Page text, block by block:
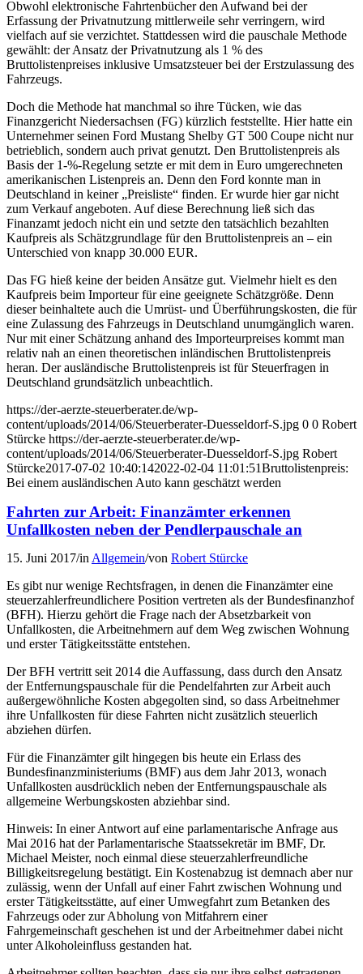
Obwohl elektronische Fahrtenbücher den Aufwand bei der
Erfassung der Privatnutzung mittlerweile sehr verringern, wird
vielfach auf sie verzichtet. Stattdessen wird die pauschale Methode
gewählt: der Ansatz der Privatnutzung als 1 % des
Bruttolistenpreises inklusive Umsatzsteuer bei der Erstzulassung des
Fahrzeugs.
Doch die Methode hat manchmal so ihre Tücken, wie das
Finanzgericht Niedersachsen (FG) kürzlich feststellte. Hier hatte ein
Unternehmer seinen Ford Mustang Shelby GT 500 Coupe nicht nur
betrieblich, sondern auch privat genutzt. Den Bruttolistenpreis als
Basis der 1-%-Regelung setzte er mit dem in Euro umgerechneten
amerikanischen Listenpreis an. Denn den Ford konnte man in
Deutschland in keiner „Preisliste“ finden. Er wurde hier gar nicht
zum Verkauf angeboten. Auf diese Berechnung ließ sich das
Finanzamt jedoch nicht ein und setzte den tatsächlich bezahlten
Kaufpreis als Schätzgrundlage für den Bruttolistenpreis an – ein
Unterschied von knapp 30.000 EUR.
Das FG hieß keine der beiden Ansätze gut. Vielmehr hielt es den
Kaufpreis beim Importeur für eine geeignete Schätzgröße. Denn
dieser beinhaltete auch die Umrüst- und Überführungskosten, die für
eine Zulassung des Fahrzeugs in Deutschland unumgänglich waren.
Nur mit einer Schätzung anhand des Importeurpreises kommt man
relativ nah an einen theoretischen inländischen Bruttolistenpreis
heran. Der ausländische Bruttolistenpreis ist für Steuerfragen in
Deutschland grundsätzlich unbeachtlich.
https://der-aerzte-steuerberater.de/wp-
content/uploads/2014/06/Steuerberater-Duesseldorf-S.jpg 0 0 Robert
Stürcke https://der-aerzte-steuerberater.de/wp-
content/uploads/2014/06/Steuerberater-Duesseldorf-S.jpg Robert
Stürcke2017-07-02 10:40:142022-02-04 11:01:51Bruttolistenpreis:
Bei einem ausländischen Auto kann geschätzt werden
Fahrten zur Arbeit: Finanzämter erkennen
Unfallkosten neben der Pendlerpauschale an
15. Juni 2017/in Allgemein/von Robert Stürcke
Es gibt nur wenige Rechtsfragen, in denen die Finanzämter eine
steuerzahlerfreundlichere Position vertreten als der Bundesfinanzhof
(BFH). Hierzu gehört die Frage nach der Absetzbarkeit von
Unfallkosten, die Arbeitnehmern auf dem Weg zwischen Wohnung
und erster Tätigkeitsstätte entstehen.
Der BFH vertritt seit 2014 die Auffassung, dass durch den Ansatz
der Entfernungspauschale für die Pendelfahrten zur Arbeit auch
außergewöhnliche Kosten abgegolten sind, so dass Arbeitnehmer
ihre Unfallkosten für diese Fahrten nicht zusätzlich steuerlich
abziehen dürfen.
Für die Finanzämter gilt hingegen bis heute ein Erlass des
Bundesfinanzministeriums (BMF) aus dem Jahr 2013, wonach
Unfallkosten ausdrücklich neben der Entfernungspauschale als
allgemeine Werbungskosten abziehbar sind.
Hinweis: In einer Antwort auf eine parlamentarische Anfrage aus
Mai 2016 hat der Parlamentarische Staatssekretär im BMF, Dr.
Michael Meister, noch einmal diese steuerzahlerfreundliche
Billigkeitsregelung bestätigt. Ein Kostenabzug ist demnach aber nur
zulässig, wenn der Unfall auf einer Fahrt zwischen Wohnung und
erster Tätigkeitsstätte, auf einer Umwegfahrt zum Betanken des
Fahrzeugs oder zur Abholung von Mitfahrern einer
Fahrgemeinschaft geschehen ist und der Arbeitnehmer dabei nicht
unter Alkoholeinfluss gestanden hat.